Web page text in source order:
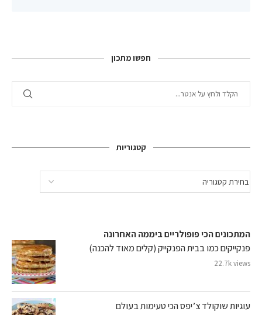
חפשו מתכון
קטגוריות
המתכונים הכי פופולריים ביממה האחרונה
פנקייקים כמו בבית הפנקייק (קלים מאוד להכנה)
22.7k views
עוגיות שוקולד צ’יפס הכי טעימות בעולם